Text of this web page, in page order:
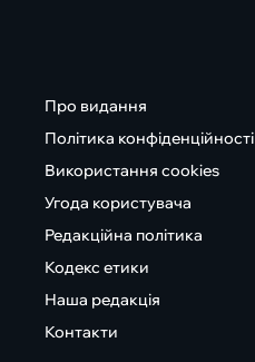
Про видання
Політика конфіденційності
Використання cookies
Угода користувача
Редакційна політика
Кодекс етики
Наша редакція
Контакти